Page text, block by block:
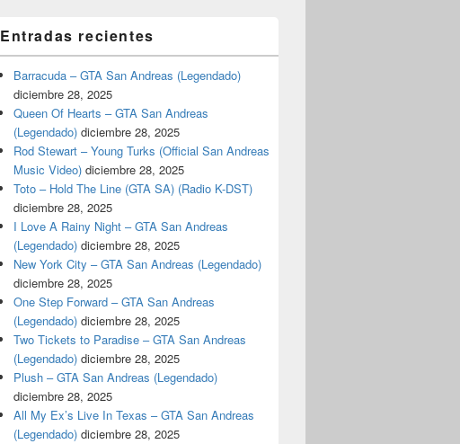
Entradas recientes
Barracuda – GTA San Andreas (Legendado)
diciembre 28, 2025
Queen Of Hearts – GTA San Andreas
(Legendado) diciembre 28, 2025
Rod Stewart – Young Turks (Official San Andreas
Music Video) diciembre 28, 2025
Toto – Hold The Line (GTA SA) (Radio K-DST)
diciembre 28, 2025
I Love A Rainy Night – GTA San Andreas
(Legendado) diciembre 28, 2025
New York City – GTA San Andreas (Legendado)
diciembre 28, 2025
One Step Forward – GTA San Andreas
(Legendado) diciembre 28, 2025
Two Tickets to Paradise – GTA San Andreas
(Legendado) diciembre 28, 2025
Plush – GTA San Andreas (Legendado)
diciembre 28, 2025
All My Ex’s Live In Texas – GTA San Andreas
(Legendado) diciembre 28, 2025